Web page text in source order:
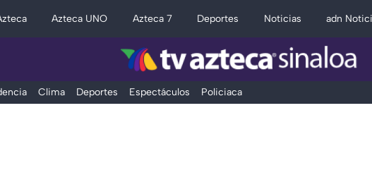
Azteca UNO Azteca 7 Deportes Noticias adn
Clima Deportes Espectáculos Policiaca